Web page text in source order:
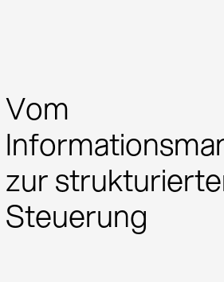
Vom
zur
Steuerung